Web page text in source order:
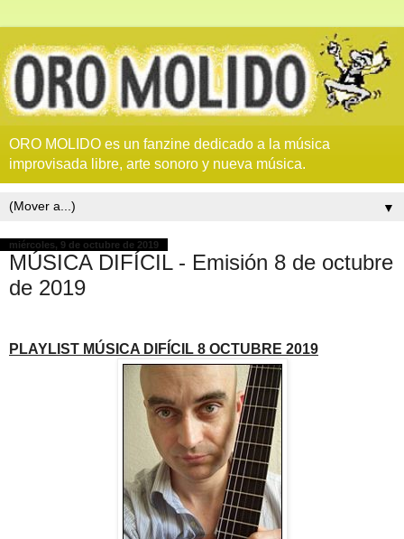
ORO MOLIDO es un fanzine dedicado a la música
improvisada libre, arte sonoro y nueva música.
▼
miércoles, 9 de octubre de 2019
MÚSICA DIFÍCIL - Emisión 8 de octubre
de 2019
PLAYLIST MÚSICA DIFÍCIL 8 OCTUBRE 2019